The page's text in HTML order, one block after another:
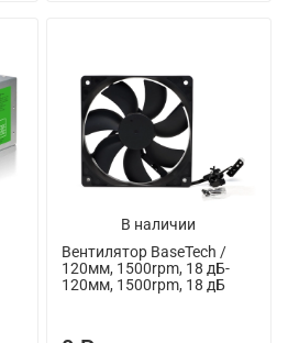
В наличии
Вентилятор BaseTech /
120мм, 1500rpm, 18 дБ-
120мм, 1500rpm, 18 дБ